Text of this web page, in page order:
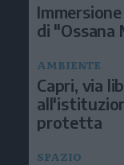
di "Ossana
AMBIENTE
Capri, via
protetta
SPAZIO